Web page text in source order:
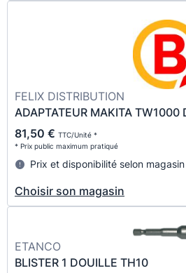
FELIX DISTRIBUTION
ADAPTATEUR MAKITA TW1000
81,50 € TTC/Unité *
* Prix public maximum pratiqué
Prix et disponibilité selon magasin
Choisir son magasin
ETANCO
BLISTER 1 DOUILLE TH10